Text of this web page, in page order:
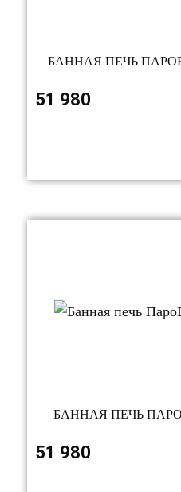
БАННАЯ ПЕЧЬ
51 980
БАННАЯ ПЕЧЬ
51 980